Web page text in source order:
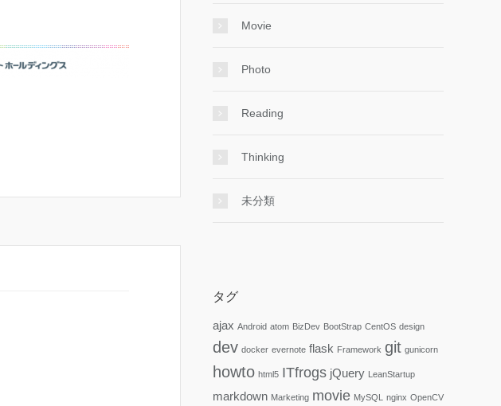
Movie
Photo
Reading
Thinking
未分類
タグ
ajax Android atom BizDev BootStrap CentOS design
dev docker evernote flask Framework git gunicorn
howto html5 ITfrogs jQuery LeanStartup
markdown Marketing movie MySQL nginx OpenCV